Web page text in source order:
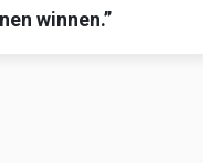
winnen.”